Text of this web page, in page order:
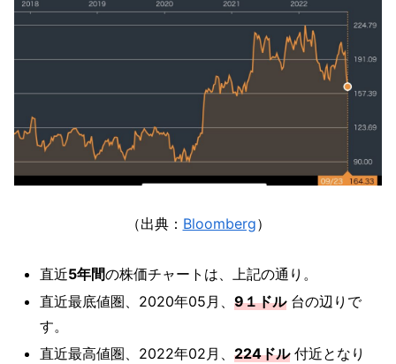
（出典： Bloomberg）
直近5年間の株価チャートは、上記の通り。
直近最底値圏、2020年05月、9１ドル台の辺りで
す。
直近最高値圏、2022年02月、224ドル付近となり